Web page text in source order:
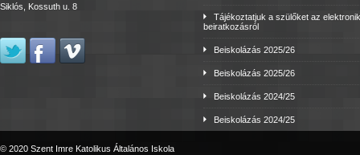
Siklós, Kossuth u. 8
Tájékoztatjuk a szülőket az
beiratkozásról
Beiskolázás 2025/26
Beiskolázás 2025/26
Beiskolázás 2024/25
Beiskolázás 2024/25
© 2020 Szent Imre Katolikus Általános Iskola